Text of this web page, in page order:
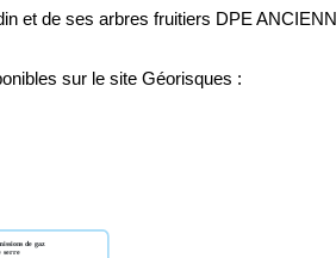
et de ses arbres fruitiers DPE
sur le site Géorisques :